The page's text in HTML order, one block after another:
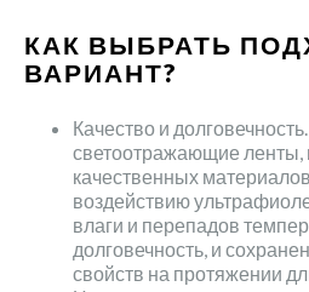
КАК ВЫБРАТЬ
ВАРИАНТ?
Качество и
светоотражающие ленты,
качественных
воздействию
влаги и перепадов
долговечность, и
свойств на протяжении